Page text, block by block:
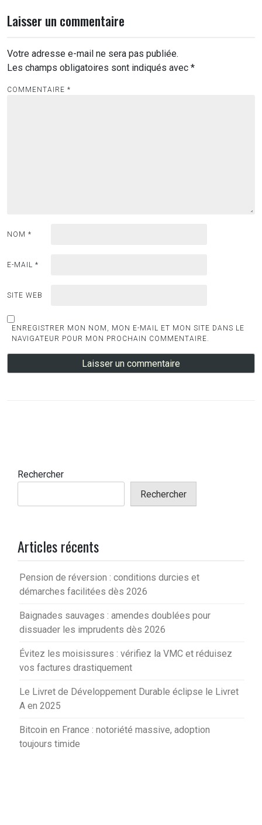
Laisser un commentaire
Votre adresse e-mail ne sera pas publiée.
Les champs obligatoires sont indiqués avec *
COMMENTAIRE *
NOM *
E-MAIL *
SITE WEB
ENREGISTRER MON NOM, MON E-MAIL ET MON SITE DANS LE
NAVIGATEUR POUR MON PROCHAIN COMMENTAIRE.
Rechercher
Rechercher
Articles récents
Pension de réversion : conditions durcies et
démarches facilitées dès 2026
Baignades sauvages : amendes doublées pour
dissuader les imprudents dès 2026
Évitez les moisissures : vérifiez la VMC et réduisez
vos factures drastiquement
Le Livret de Développement Durable éclipse le Livret
A en 2025
Bitcoin en France : notoriété massive, adoption
toujours timide